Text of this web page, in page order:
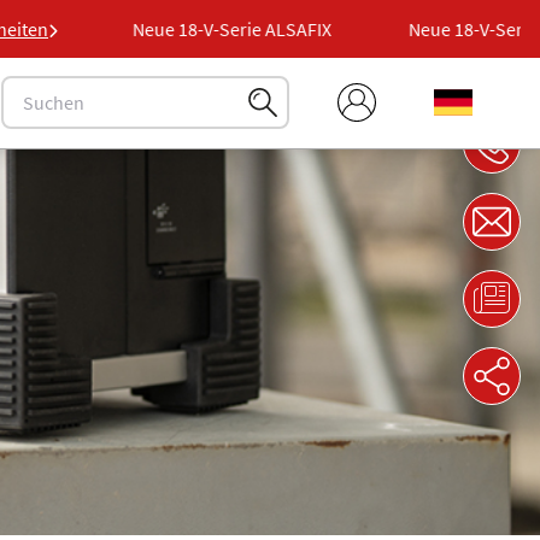
Neue 18-V-Serie ALSAFIX Neue 18-V-Serie